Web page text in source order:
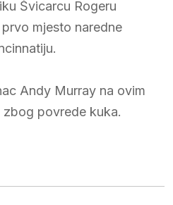
Švicarcu Rogeru
mjesto naredne
Andy Murray na ovim
povrede kuka.